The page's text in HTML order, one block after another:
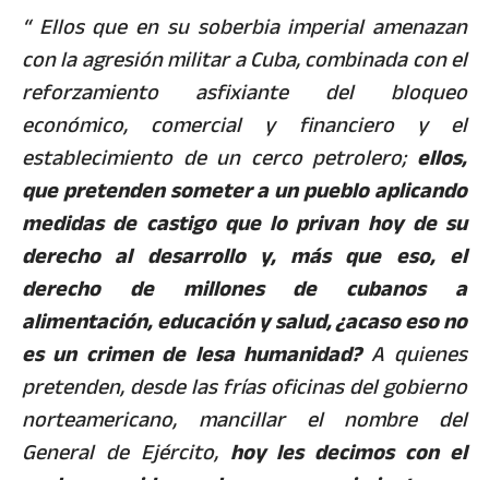
“ Ellos que en su soberbia imperial amenazan
con la agresión militar a Cuba, combinada con el
reforzamiento asfixiante del bloqueo
económico, comercial y financiero y el
establecimiento de un cerco petrolero; ellos,
que pretenden someter a un pueblo aplicando
medidas de castigo que lo privan hoy de su
derecho al desarrollo y, más que eso, el
derecho de millones de cubanos a
alimentación, educación y salud, ¿acaso eso no
es un crimen de lesa humanidad?A quienes
pretenden, desde las frías oficinas del gobierno
norteamericano, mancillar el nombre del
General de Ejército, hoy les decimos con el